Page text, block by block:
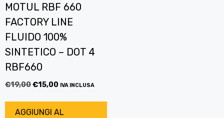
MOTUL RBF 660
FACTORY LINE
FLUIDO 100%
SINTETICO – DOT 4
RBF660
€19,00€15,00 IVA INCLUSA
AGGIUNGI AL